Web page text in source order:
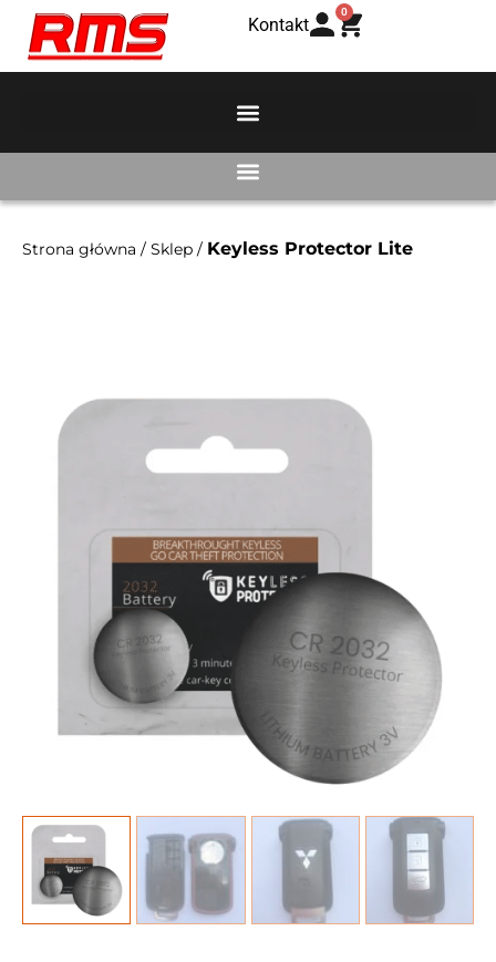
Kontakt
0
Strona główna / Sklep / Keyless Protector Lite